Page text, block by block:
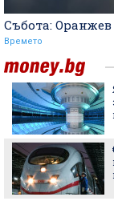
Събота:
Времето